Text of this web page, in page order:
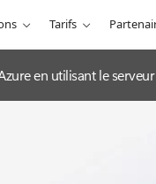
Tarifs
en utilisant le